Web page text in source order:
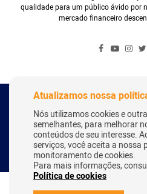
qualidade para um público ávido por
mercado financeiro
Copyright Webitcoin 2018 -
Desenvolvido por:
Atualizamos nossa
Nós utilizamos cookies e
semelhantes, para melhorar
conteúdos de seu interesse.
serviços, você aceita a nossa
monitoramento de cookies.
Para mais informações,
Política de cookies